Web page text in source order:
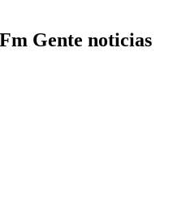
Gente noticias